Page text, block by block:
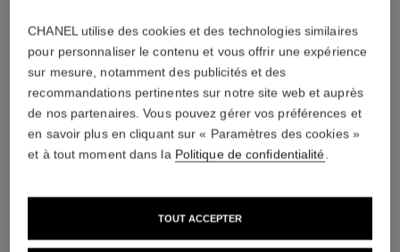
CHANEL utilise des cookies et des technologies similaires
pour personnaliser le contenu et vous offrir une expérience
sur mesure, notamment des publicités et des
recommandations pertinentes sur notre site web et auprès
de nos partenaires. Vous pouvez gérer vos préférences et
en savoir plus en cliquant sur « Paramètres des cookies »
et à tout moment dans la Politique de confidentialité.
TOUT ACCEPTER